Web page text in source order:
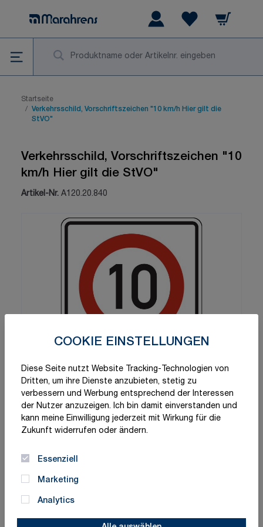
COOKIE EINSTELLUNGEN
Diese Seite nutzt Website Tracking-Technologien von
Dritten, um ihre Dienste anzubieten, stetig zu
verbessern und Werbung entsprechend der Interessen
der Nutzer anzuzeigen. Ich bin damit einverstanden und
kann meine Einwilligung jederzeit mit Wirkung für die
Zukunft widerrufen oder ändern.
Essenziell
Marketing
Analytics
Warenkorb
Startseite
/ Verkehrsschild, Vorschriftszeichen "10 km/h Hier gilt die
StVO"
Verkehrsschild, Vorschriftszeichen "10
km/h Hier gilt die StVO"
Artikel-Nr. A120.20.840